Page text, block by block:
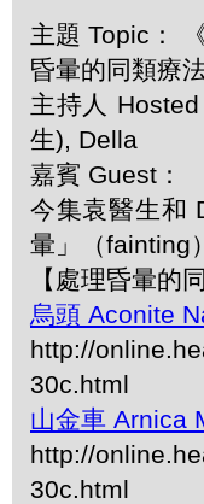
主題 Topic：
昏暈的同類療
主持人
生), Della
嘉賓 Guest：
今集袁醫生和
暈」（fainting
【處理昏暈的
烏頭 Aconite
http://
30c.html
山金車 Arnica
http://
30c.html